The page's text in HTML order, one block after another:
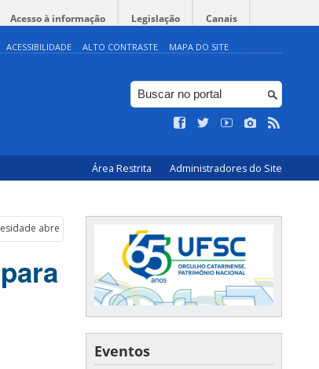
Acesso à informação Legislação Canais
ACESSIBILIDADE ALTO CONTRASTE MAPA DO SITE
Área Restrita Administradores do Site
abre inscrições
Eventos